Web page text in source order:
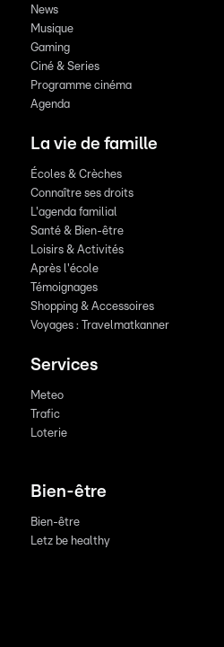
News
Musique
Gaming
Ciné & Series
Programme cinéma
Agenda
La vie de famille
Écoles & Crèches
Connaître ses droits
L'agenda familial
Santé & Bien-être
Loisirs & Activités
Après l'école
Témoignages
Shopping & Accessoires
Voyages : Travelmatkanner
Services
Meteo
Trafic
Loterie
Bien-être
Bien-être
Letz be healthy